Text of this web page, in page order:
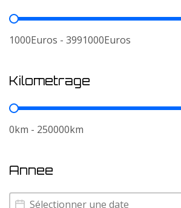
Prix
1000Euros - 3991000Euros
Kilometrage
Kilometrage
0km - 250000km
Annee
Annee
Annee